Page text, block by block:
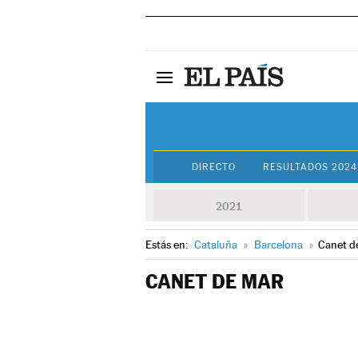
DIRECTO RESULTADOS 2024
2021
Estás en: Cataluña » Barcelona » Canet
CANET DE MAR